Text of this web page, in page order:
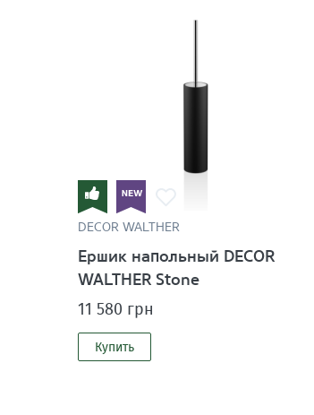
DECOR WALTHER
Ершик напольный DECOR
WALTHER Stone
11 580 грн
Купить